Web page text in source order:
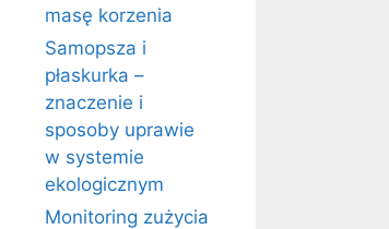
masę korzenia
Samopsza i
płaskurka –
znaczenie i
sposoby uprawie
w systemie
ekologicznym
Monitoring zużycia